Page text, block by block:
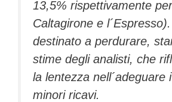
13,5% rispettivamente
Caltagirone e
destinato a perdurare,
stime degli analisti, che
la lentezza nell´adeguare
minori ricavi.